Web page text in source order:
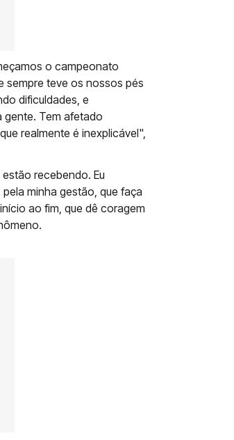
o campeonato
sempre teve os nossos pés
dificuldades, e
gente. Tem afetado
realmente é inexplicável",
recebendo. Eu
minha gestão, que faça
ao fim, que dê coragem